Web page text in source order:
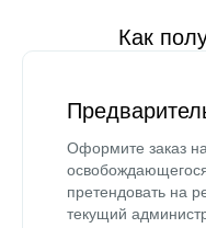
Как
Оформите заказ
претендовать на
текущий